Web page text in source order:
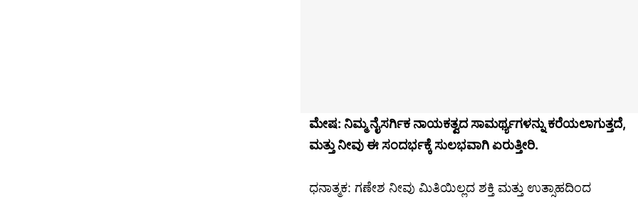
ಮೇಷ: ನಿಮ್ಮ ನೈಸರ್ಗಿಕ ನಾಯಕತ್ವದ ಸಾಮರ್ಥ್ಯಗಳನ್ನು ಕರೆಯಲಾಗುತ್ತದೆ,
ಮತ್ತು ನೀವು ಈ ಸಂದರ್ಭಕ್ಕೆ ಸುಲಭವಾಗಿ ಏರುತ್ತೀರಿ.
ಧನಾತ್ಮಕ: ಗಣೇಶ ನೀವು ಮಿತಿಯಿಲ್ಲದ ಶಕ್ತಿ ಮತ್ತು ಉತ್ಸಾಹದಿಂದ